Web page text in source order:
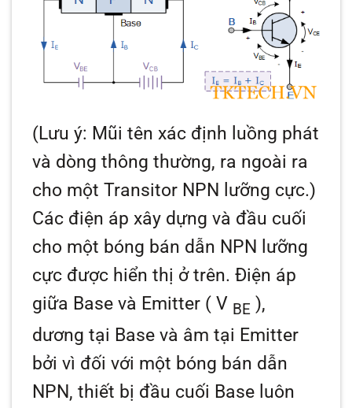
(Lưu ý: Mũi tên xác định luồng phát
và dòng thông thường, ra ngoài ra
cho một Transitor NPN lưỡng cực.)
Các điện áp xây dựng và đầu cuối
cho một bóng bán dẫn NPN lưỡng
cực được hiển thị ở trên. Điện áp
giữa Base và Emitter (V BE ),
dương tại Base và âm tại Emitter
bởi vì đối với một bóng bán dẫn
NPN, thiết bị đầu cuối Base luôn